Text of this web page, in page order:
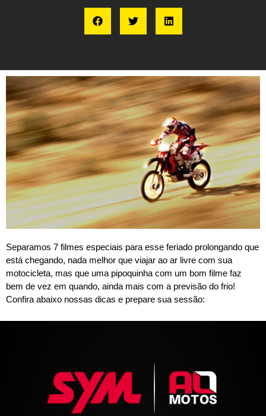
Separamos 7 filmes especiais para esse feriado prolongando que
está chegando, nada melhor que viajar ao ar livre com sua
motocicleta, mas que uma pipoquinha com um bom filme faz
bem de vez em quando, ainda mais com a previsão do frio!
Confira abaixo nossas dicas e prepare sua sessão: